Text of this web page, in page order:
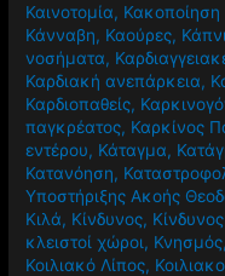
Καινοτομία, Κακοποίηση
Κάνναβη, Καούρες,
νοσήματα,
Καρδιακή ανεπάρκεια,
Καρδιοπαθείς,
παγκρέατος, Καρκίνος
εντέρου, Κάταγμα,
Κατανόηση,
Υποστήριξης Ακοής
Κιλά, Κίνδυνος,
κλειστοί χώροι, Κνησμός,
Κοιλιακό Λίπος,